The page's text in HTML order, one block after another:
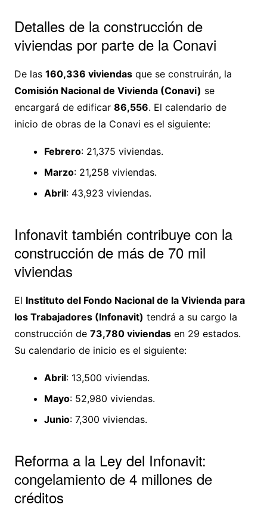
Detalles de la construcción de
viviendas por parte de la Conavi
De las 160,336 viviendasque se construirán, la
Comisión Nacional de Vivienda (Conavi) se
encargará de edificar 86,556. El calendario de
inicio de obras de la Conavi es el siguiente:
Febrero: 21,375 viviendas.
Marzo: 21,258 viviendas.
Abril: 43,923 viviendas.
Infonavit también contribuye con la
construcción de más de 70 mil
viviendas
El Instituto del Fondo Nacional de la Vivienda para
los Trabajadores (Infonavit) tendrá a su cargo la
construcción de 73,780 viviendasen 29 estados.
Su calendario de inicio es el siguiente:
Abril: 13,500 viviendas.
Mayo: 52,980 viviendas.
Junio: 7,300 viviendas.
Reforma a la Ley del Infonavit:
congelamiento de 4 millones de
créditos